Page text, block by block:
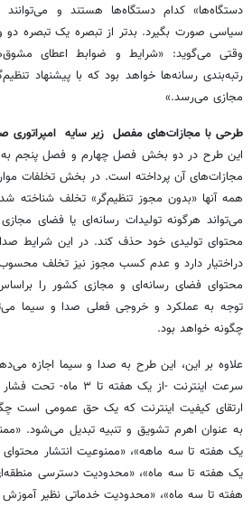
دستگاه‌ها» کدام دستگاه‌ها هستند و می‌توانند
سیاسی صورت بگیرد. بدتر از تبصره یک تبصره
وقتی می‌گوید: «شرایط و ضوابط اعطای
رتبه‌بندی رسانه‌ها خواهد بود که با پیشنهاد
مجازی می‌رسد.»
طرحی با مجازات‌های مفصل زیر سایه امپراتوری
این طرح در دو بخش فصل چهارم و فصل پنجم به
مجازات‌های آن پرداخته است. در بخش تخلفات
همه آنها «بدون مجوز تنظیم‌گر» تخلف
می‌تواند هرگونه تولیدات رسانه‌ای یا فضای مجازی
محتوای تولیدی خود حذف کند. در این شرایط
دراختیار دارد و عدم کسب مجوز نیز تخلف
محتوای فضای رسانه‌ای و مجازی کشور را
توجه به عملکرد و خروجی فعلی صدا و سیما
چگونه خواهد بود.
علاوه بر این، این طرح به صدا و سیما اجازه
سرعت اینترنت -از یک
ارتقای کیفیت اینترنت که یک حق عمومی است
به عنوان اهرم تشویق و تنبیه تبدیل می‌شود.
یک هفته تا سه ماهه»، «ممنوعیت انتشار
یک هفته تا سه ماه»، «محدودیت دسترسی
هفته تا سه ماه»، «محدودیت خدماتی نظیر